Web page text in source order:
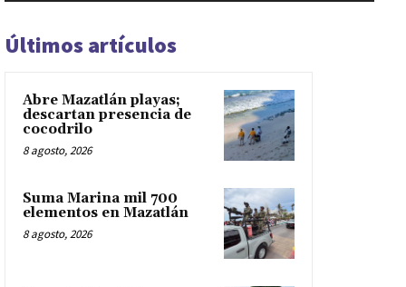
Últimos artículos
Abre Mazatlán playas;
descartan presencia de
cocodrilo
8 agosto, 2026
Suma Marina mil 700
elementos en Mazatlán
8 agosto, 2026